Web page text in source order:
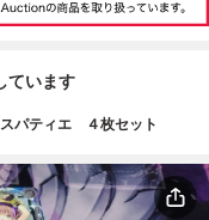
ています
パティエ ４枚セット